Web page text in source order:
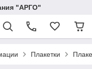
"АРГО"
Плакетки